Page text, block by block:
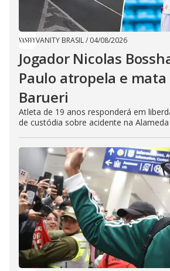
VANITY BRASIL/ 04/08/2026
Jogador Nicolas
Paulo atropela e
Barueri
Atleta de 19 anos responderá em
de custódia sobre acidente na